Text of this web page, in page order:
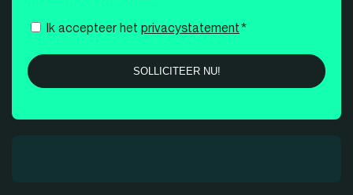
Instemming
Ik accepteer het privacystatement*